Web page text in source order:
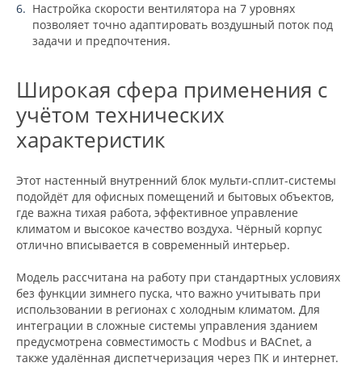
Настройка скорости вентилятора на 7 уровнях
позволяет точно адаптировать воздушный поток под
задачи и предпочтения.
Широкая сфера применения с
учётом технических
характеристик
Этот настенный внутренний блок мульти-сплит-системы
подойдёт для офисных помещений и бытовых объектов,
где важна тихая работа, эффективное управление
климатом и высокое качество воздуха. Чёрный корпус
отлично вписывается в современный интерьер.
Модель рассчитана на работу при стандартных условиях
без функции зимнего пуска, что важно учитывать при
использовании в регионах с холодным климатом. Для
интеграции в сложные системы управления зданием
предусмотрена совместимость с Modbus и BACnet, а
также удалённая диспетчеризация через ПК и интернет.